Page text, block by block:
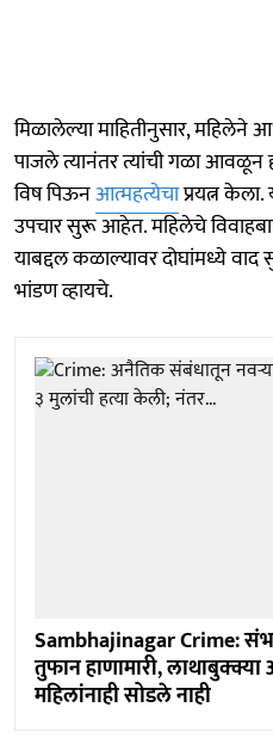
मिळालेल्या माहितीनुसार, महिलेने
पाजले त्यानंतर त्यांची गळा आवळून
विष पिऊनआत्महत्येचाप्रयत्न
उपचार सुरू आहेत. महिलेचे
याबद्दल कळाल्यावर दोघांमध्ये
भांडण व्हायचे.
Sambhajinagar Crime:
तुफान हाणामारी,
महिलांनाही सोडले नाही